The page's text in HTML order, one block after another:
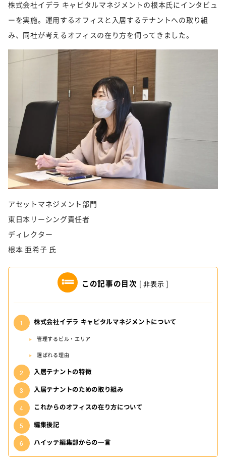
株式会社イデラ キャピタルマネジメントの根本氏にインタビュ
ーを実施。運用するオフィスと入居するテナントへの取り組
み、同社が考えるオフィスの在り方を伺ってきました。
アセットマネジメント部門
東日本リーシング責任者
ディレクター
根本 亜希子 氏
この記事の目次 [ 非表示 ]
株式会社イデラ キャピタルマネジメントについて
管理するビル・エリア
選ばれる理由
入居テナントの特徴
入居テナントのための取り組み
これからのオフィスの在り方について
編集後記
ハイッテ編集部からの一言